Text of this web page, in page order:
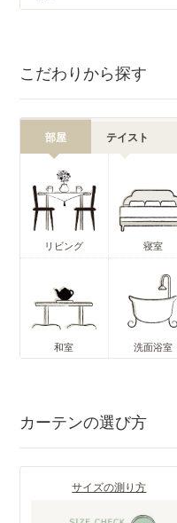
こだわりから探す
部屋 テイスト
リビング 寝室
和室 洗面浴室
カーテンの選び方
サイズの測り方